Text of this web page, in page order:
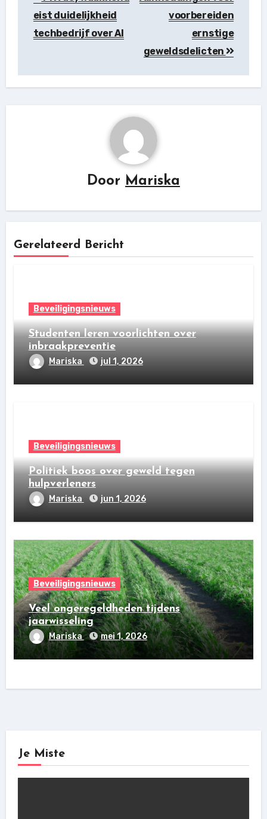
eist duidelijkheid
techbedrijf over AI
voorbereiden
ernstige
geweldsdelicten
Door Mariska
Gerelateerd Bericht
Beveiligingsnieuws
Studenten leren voorlichten over
inbraakpreventie
Mariska jul 1, 2026
Beveiligingsnieuws
Politiek boos over geweld tegen
hulpverleners
Mariska jun 1, 2026
Beveiligingsnieuws
Veel ongeregeldheden tijdens
jaarwisseling
Mariska mei 1, 2026
Je Miste